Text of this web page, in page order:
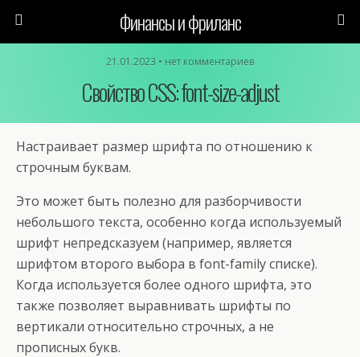
Финансы и фриланс
21.01.2023 • нет комментариев
Свойство CSS: font-size-adjust
Настраивает размер шрифта по отношению к
строчным буквам.
Это может быть полезно для разборчивости
небольшого текста, особенно когда используемый
шрифт непредсказуем (например, является
шрифтом второго выбора в font-family списке).
Когда используется более одного шрифта, это
также позволяет выравнивать шрифты по
вертикали относительно строчных, а не
прописных букв.